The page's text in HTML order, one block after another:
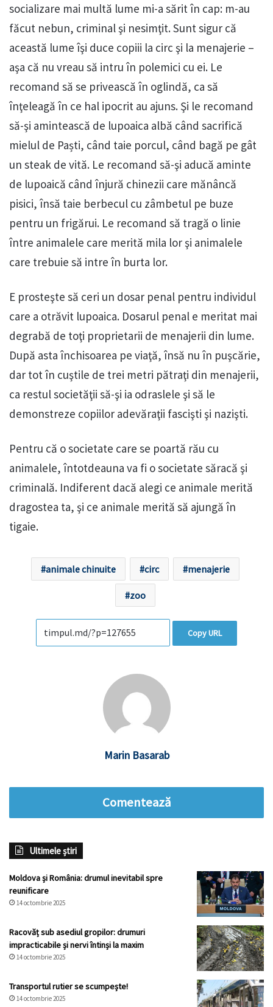
socializare mai multă lume mi-a sărit în cap: m-au
făcut nebun, criminal şi nesimţit. Sunt sigur că
această lume îşi duce copiii la circ şi la menajerie –
aşa că nu vreau să intru în polemici cu ei. Le
recomand să se privească în oglindă, ca să
înţeleagă în ce hal ipocrit au ajuns. Şi le recomand
să-şi amintească de lupoaica albă când sacrifică
mielul de Paști, când taie porcul, când bagă pe gât
un steak de vită. Le recomand să-şi aducă aminte
de lupoaică când înjură chinezii care mănâncă
pisici, însă taie berbecul cu zâmbetul pe buze
pentru un frigărui. Le recomand să tragă o linie
între animalele care merită mila lor şi animalele
care trebuie să intre în burta lor.
E prosteşte să ceri un dosar penal pentru individul
care a otrăvit lupoaica. Dosarul penal e meritat mai
degrabă de toţi proprietarii de menajerii din lume.
După asta închisoarea pe viaţă, însă nu în puşcărie,
dar tot în cuştile de trei metri pătraţi din menajerii,
ca restul societăţii să-şi ia odraslele şi să le
demonstreze copiilor adevăraţii fascişti şi nazişti.
Pentru că o societate care se poartă rău cu
animalele, întotdeauna va fi o societate săracă şi
criminală. Indiferent dacă alegi ce animale merită
dragostea ta, şi ce animale merită să ajungă în
tigaie.
animale chinuite circ menajerie
zoo
Copy URL
Marin Basarab
Comentează
Ultimele știri
Moldova și România: drumul inevitabil spre
reunificare
14 octombrie 2025
Racovăț sub asediul gropilor: drumuri
impracticabile și nervi întinși la maxim
14 octombrie 2025
Transportul rutier se scumpește!
14 octombrie 2025